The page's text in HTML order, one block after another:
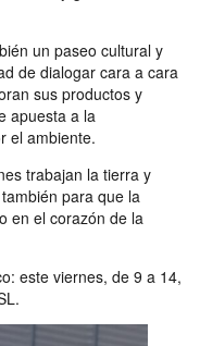
un paseo cultural y
de dialogar cara a cara
sus productos y
apuesta a la
el ambiente.
trabajan la tierra y
para que la
en el corazón de la
este viernes, de 9 a 14,